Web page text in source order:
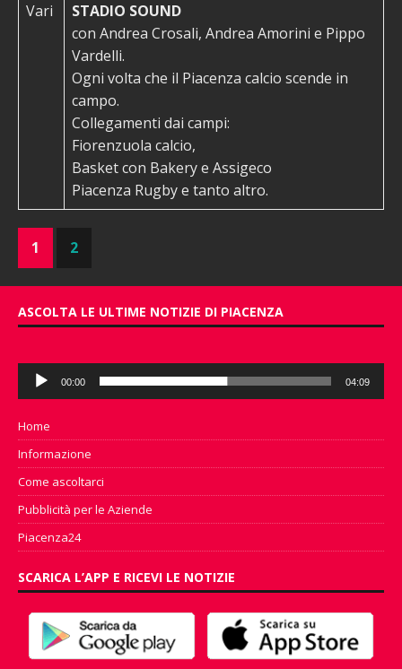
Vari
STADIO SOUND
con Andrea Crosali, Andrea Amorini e Pippo
Vardelli.
Ogni volta che il Piacenza calcio scende in
campo.
Collegamenti dai campi:
Fiorenzuola calcio,
Basket con Bakery e Assigeco
Piacenza Rugby e tanto altro.
1 2
ASCOLTA LE ULTIME NOTIZIE DI PIACENZA
Audio
Player
00:00 04:09
Home
Informazione
Come ascoltarci
Pubblicità per le Aziende
Piacenza24
SCARICA L’APP E RICEVI LE NOTIZIE